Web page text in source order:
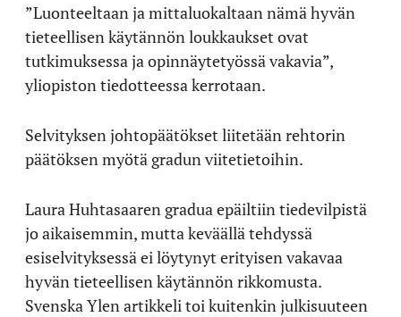
”Luonteeltaan ja mittaluokaltaan nämä hyvän
tieteellisen käytännön loukkaukset ovat
tutkimuksessa ja opinnäytetyössä vakavia”,
yliopiston tiedotteessa kerrotaan.
Selvityksen johtopäätökset liitetään rehtorin
päätöksen myötä gradun viitetietoihin.
Laura Huhtasaaren gradua epäiltiin tiedevilpistä
jo aikaisemmin, mutta keväällä tehdyssä
esiselvityksessä ei löytynyt erityisen vakavaa
hyvän tieteellisen käytännön rikkomusta.
Svenska Ylen artikkeli toi kuitenkin julkisuuteen